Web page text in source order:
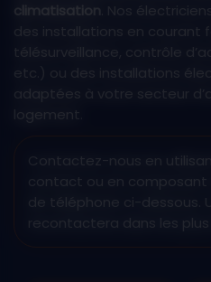
climatisation
des installations en courant
télésurveillance, contrôle
etc.) ou des installations
adaptées à votre secteur
logement.
Contactez-nous en
contact ou en
de téléphone ci-dessous.
recontactera dans les plus